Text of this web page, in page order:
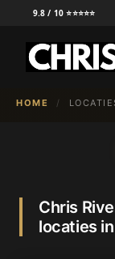
9.8 / 10 ⭐⭐⭐⭐⭐
HOME /
Chris
locaties